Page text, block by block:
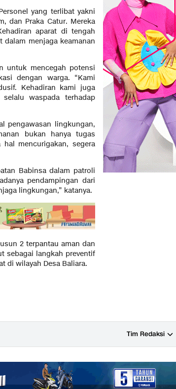
yang terlibat yakni
dan Praka Catur. Mereka
aparat di tengah
dalam menjaga keamanan
untuk mencegah potensi
dengan warga. “Kami
Kehadiran kami juga
waspada terhadap
pengawasan lingkungan,
bukan hanya tugas
mencurigakan, segera
Babinsa dalam patroli
pendampingan dari
lingkungan,” katanya.
2 terpantau aman dan
sebagai langkah preventif
di wilayah Desa Baliara.
Tim Redaksi